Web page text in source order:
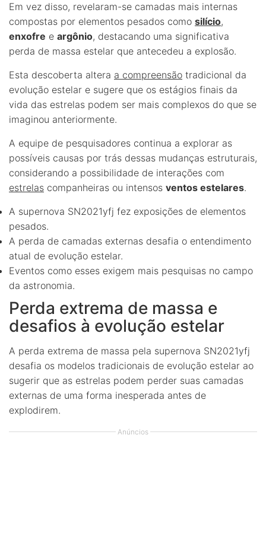
Em vez disso, revelaram-se camadas mais internas
compostas por elementos pesados como silício,
enxofre e argônio, destacando uma significativa
perda de massa estelar que antecedeu a explosão.
Esta descoberta altera a compreensão tradicional da
evolução estelar e sugere que os estágios finais da
vida das estrelas podem ser mais complexos do que se
imaginou anteriormente.
A equipe de pesquisadores continua a explorar as
possíveis causas por trás dessas mudanças estruturais,
considerando a possibilidade de interações com
estrelas companheiras ou intensos ventos estelares.
A supernova SN2021yfj fez exposições de elementos
pesados.
A perda de camadas externas desafia o entendimento
atual de evolução estelar.
Eventos como esses exigem mais pesquisas no campo
da astronomia.
Perda extrema de massa e
desafios à evolução estelar
A perda extrema de massa pela supernova SN2021yfj
desafia os modelos tradicionais de evolução estelar ao
sugerir que as estrelas podem perder suas camadas
externas de uma forma inesperada antes de
explodirem.
Anúncios